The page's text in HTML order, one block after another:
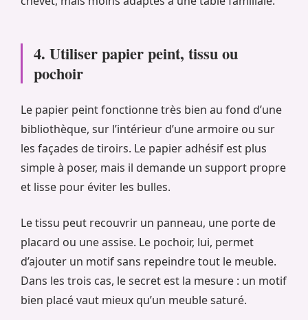
4. Utiliser papier peint, tissu ou
pochoir
Le papier peint fonctionne très bien au fond d’une
bibliothèque, sur l’intérieur d’une armoire ou sur
les façades de tiroirs. Le papier adhésif est plus
simple à poser, mais il demande un support propre
et lisse pour éviter les bulles.
Le tissu peut recouvrir un panneau, une porte de
placard ou une assise. Le pochoir, lui, permet
d’ajouter un motif sans repeindre tout le meuble.
Dans les trois cas, le secret est la mesure : un motif
bien placé vaut mieux qu’un meuble saturé.